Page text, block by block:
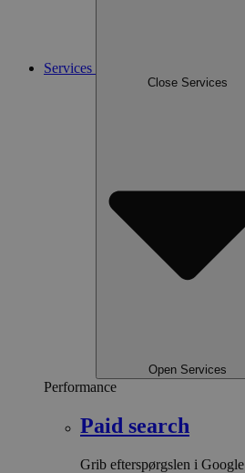
Services
Close Services
Open Services
Performance
Paid search
Grib efterspørgslen i Google